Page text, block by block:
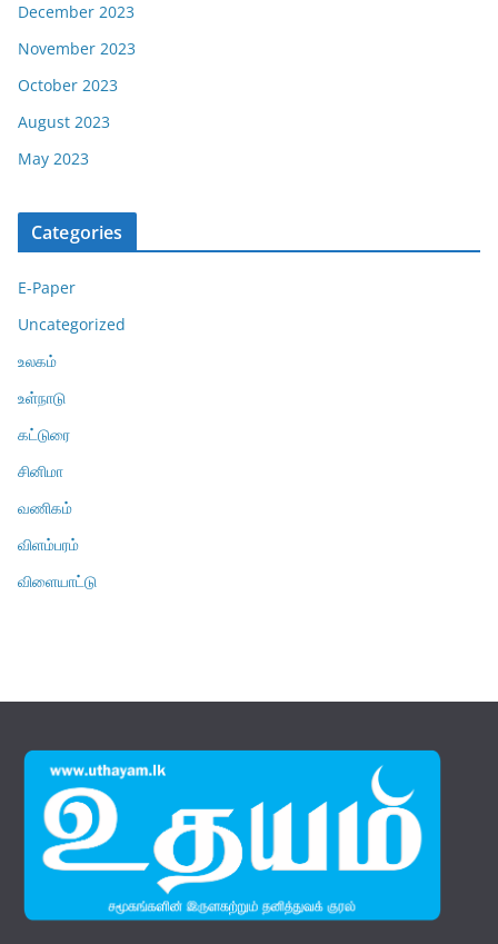
December 2023
November 2023
October 2023
August 2023
May 2023
Categories
E-Paper
Uncategorized
உலகம்
உள்நாடு
கட்டுரை
சினிமா
வணிகம்
விளம்பரம்
விளையாட்டு